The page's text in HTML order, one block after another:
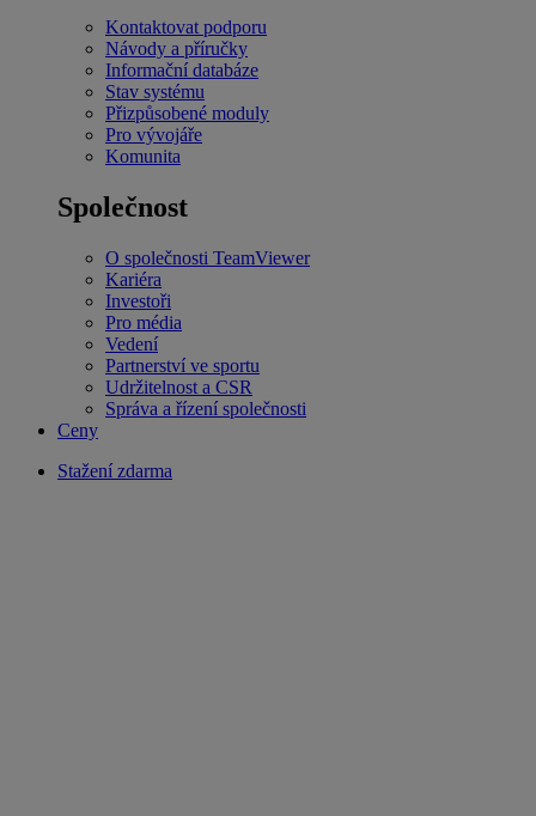
Kontaktovat podporu
Návody a příručky
Informační databáze
Stav systému
Přizpůsobené moduly
Pro vývojáře
Komunita
Společnost
O společnosti TeamViewer
Kariéra
Investoři
Pro média
Vedení
Partnerství ve sportu
Udržitelnost a CSR
Správa a řízení společnosti
Ceny
Stažení zdarma